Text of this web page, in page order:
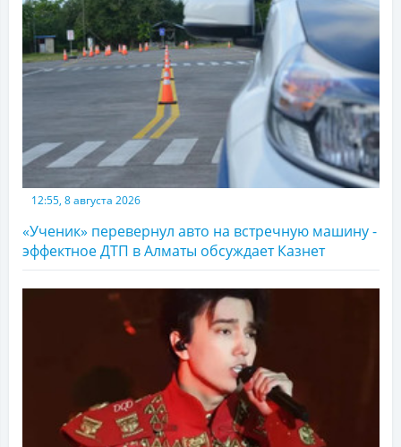
12:55, 8 августа 2026
«Ученик» перевернул авто на встречную машину -
эффектное ДТП в Алматы обсуждает Казнет